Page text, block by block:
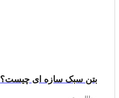
بتن سبک سازه ای چیست؟